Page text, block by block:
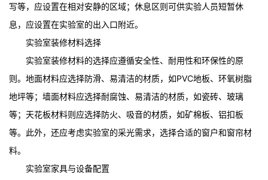
写等，应设置在相对安静的区域；休息区则可供实验人员短暂休
息，应设置在实验室的出入口附近。
实验室装修材料选择
实验室装修材料的选择应遵循安全性、耐用性和环保性的原
则。地面材料应选择防滑、易清洁的材质，如PVC地板、环氧树脂
地坪等；墙面材料应选择耐腐蚀、易清洁的材质，如瓷砖、玻璃
等；天花板材料则应选择防火、吸音的材质，如矿棉板、铝扣板
等。此外，还应考虑实验室的采光需求，选择合适的窗户和窗帘材
料。
实验室家具与设备配置